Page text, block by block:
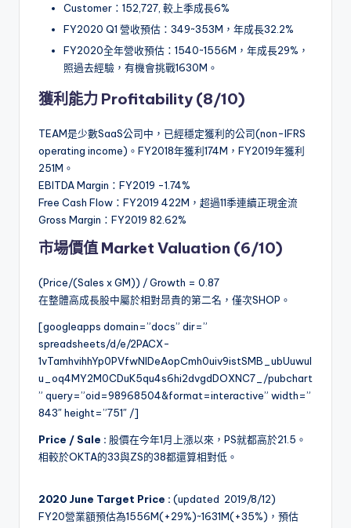
Customer：152,727, 較上季成長6%
FY2020 Q1 營收預估：349~353M，年成長32.2%
FY2020全年營收預估：1540~1556M，年成長29%，
照過去經驗，有機會挑戰1630M。
獲利能力 Profitability (8/10)
TEAM是少數SaaS公司中，已經穩定獲利的公司(non-IFRS
operating income)。FY2018年獲利174M，FY2019年獲利
251M。
EBITDA Margin：FY2019 -1.74%
Free Cash Flow：FY2019 422M，超過11季連續正現金流
Gross Margin：FY2019 82.62%
市場價值 Market Valuation (6/10)
(Price/(Sales x GM)) / Growth = 0.87
在整體高成長股中屬於相對昂貴的第二名，僅次SHOP。
[googleapps domain=”docs” dir=”
spreadsheets/d/e/2PACX-
1vTamhvihhYp0PVfwNlDeAopCmh0uiv9istSMB_ubUuwul
u_oq4MY2M0CDuK5qu4s6hi2dvgdDOXNC7_/pubchart
” query=”oid=98968504&format=interactive” width=”
843″ height=”751″ /]
Price / Sale : 股價在今年1月上漲以來，PS就都高於21.5。
相較於OKTA的33與ZS的38都還算相對低。
2020 June Target Price : (updated 2019/8/12)
FY20營業額預估為1556M(+29%)~1631M(+35%)，預估